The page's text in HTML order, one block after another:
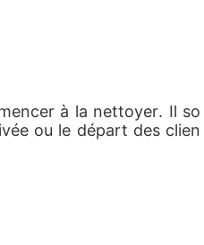
à la nettoyer. Il so
ou le départ des clien